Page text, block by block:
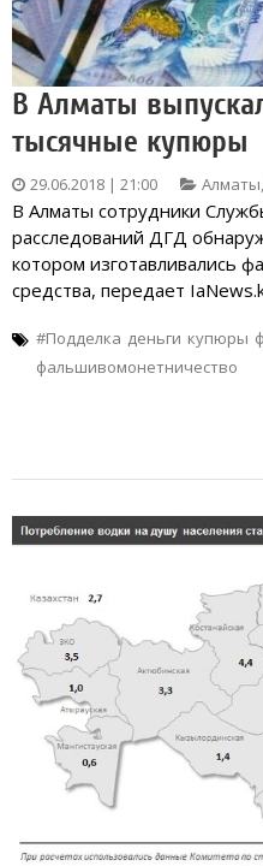
В Алматы
тысячные купюры
29.06.2018 | 21:00 Алматы
В Алматы сотрудники
расследований ДГД
котором изготавливались
средства, передает
#Подделка деньги купюры
фальшивомонетничество